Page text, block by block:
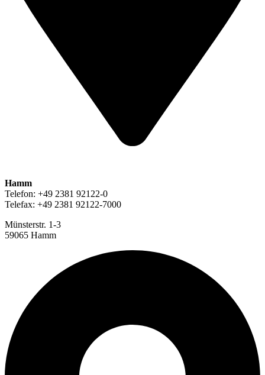
Hamm
Telefon: +49 2381 92122-0
Telefax: +49 2381 92122-7000
Münsterstr. 1-3
59065 Hamm